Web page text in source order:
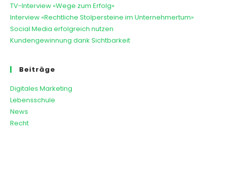
TV-Interview «Wege zum Erfolg»
Interview «Rechtliche Stolpersteine im Unternehmertum»
Social Media erfolgreich nutzen
Kundengewinnung dank Sichtbarkeit
Beiträge
Digitales Marketing
Lebensschule
News
Recht